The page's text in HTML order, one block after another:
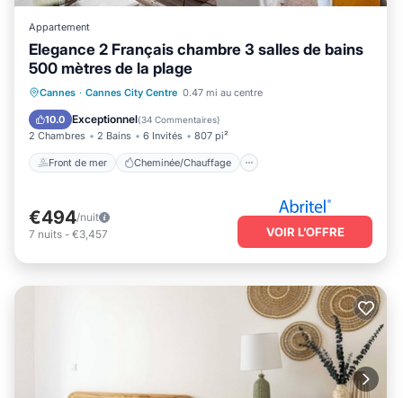
Appartement
Elegance 2 Français chambre 3 salles de bains
500 mètres de la plage
Cannes · Cannes City Centre 0.47 mi au centre
10.0 Exceptionnel(34 Commentaires)
2 Chambres 2 Bains 6 Invités 807 pi²
Front de mer Cheminée/Chauffage
Front de mer
Cheminée/Chauffage
Vue sur l’océan
Balcon/Terrasse
€494/nuit
7 nuits - €3,457 VOIR L’OFFRE